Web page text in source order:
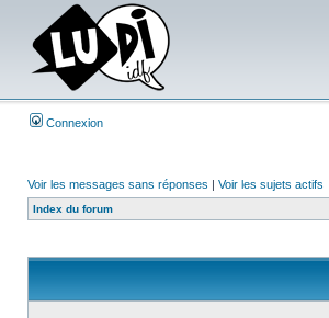
Connexion
Voir les messages sans réponses | Voir les sujets actifs
Index du forum